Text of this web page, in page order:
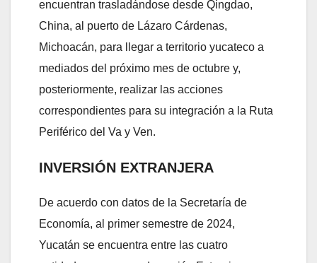
encuentran trasladándose desde Qingdao,
China, al puerto de Lázaro Cárdenas,
Michoacán, para llegar a territorio yucateco a
mediados del próximo mes de octubre y,
posteriormente, realizar las acciones
correspondientes para su integración a la Ruta
Periférico del Va y Ven.
INVERSIÓN EXTRANJERA
De acuerdo con datos de la Secretaría de
Economía, al primer semestre de 2024,
Yucatán se encuentra entre las cuatro